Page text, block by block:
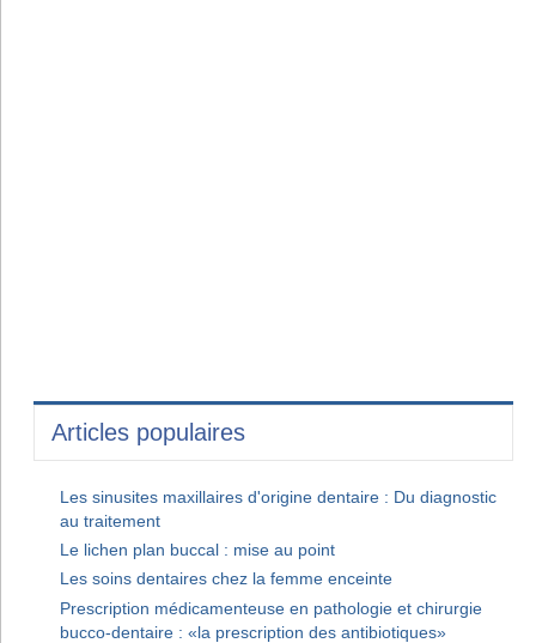
Articles populaires
Les sinusites maxillaires d'origine dentaire : Du diagnostic
au traitement
Le lichen plan buccal : mise au point
Les soins dentaires chez la femme enceinte
Prescription médicamenteuse en pathologie et chirurgie
bucco-dentaire : «la prescription des antibiotiques»